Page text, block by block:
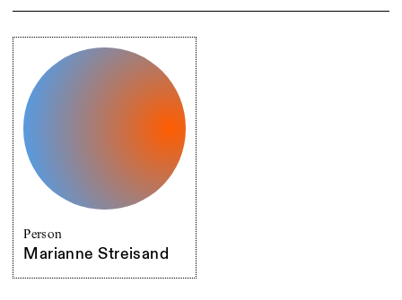
Person
Marianne Streisand